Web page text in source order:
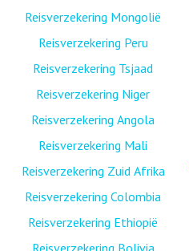
Reisverzekering Mongolië
Reisverzekering Peru
Reisverzekering Tsjaad
Reisverzekering Niger
Reisverzekering Angola
Reisverzekering Mali
Reisverzekering Zuid Afrika
Reisverzekering Colombia
Reisverzekering Ethiopië
Reisverzekering Bolivia